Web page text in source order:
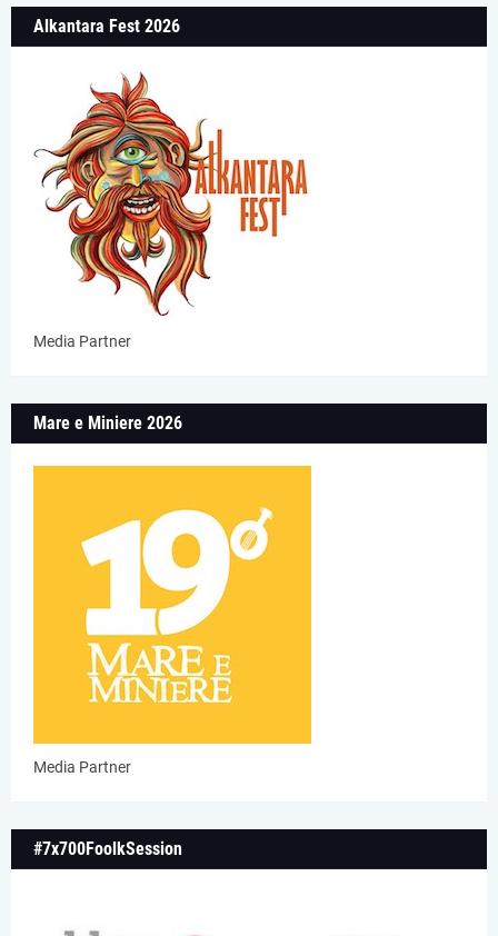
Alkantara Fest 2026
Media Partner
Mare e Miniere 2026
Media Partner
#7x700FoolkSession